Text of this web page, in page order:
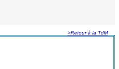
>Retour à la TdM